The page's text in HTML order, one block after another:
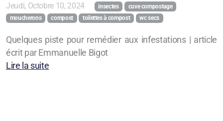
Jeudi, Octobre 10, 2024 insectes
cuve compostage
moucherons
compost toilettes à compost wc secs
Quelques piste pour remédier aux infestations | article
écrit par Emmanuelle Bigot
Lire la suite